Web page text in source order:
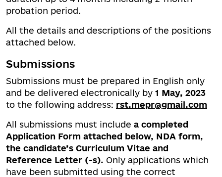
probation period.
All the details and descriptions of the positions
attached below.
Submissions
Submissions must be prepared in English only
and be delivered electronically by 1 May, 2023
to the following address: rst.mepr@gmail.com
All submissions must include a completed
Application Form attached below, NDA form,
the candidate’s Curriculum Vitae and
Reference Letter (-s). Only applications which
have been submitted using the correct